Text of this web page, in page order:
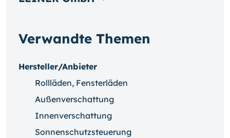
Verwandte Themen
Hersteller/Anbieter
Rollläden, Fensterläden
Außenverschattung
Innenverschattung
Sonnenschutzsteuerung